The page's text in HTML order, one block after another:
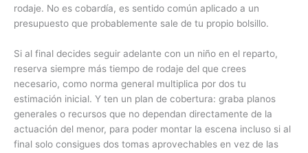
rodaje. No es cobardía, es sentido común aplicado a un
presupuesto que probablemente sale de tu propio bolsillo.
Si al final decides seguir adelante con un niño en el reparto,
reserva siempre más tiempo de rodaje del que crees
necesario, como norma general multiplica por dos tu
estimación inicial. Y ten un plan de cobertura: graba planos
generales o recursos que no dependan directamente de la
actuación del menor, para poder montar la escena incluso si al
final solo consigues dos tomas aprovechables en vez de las